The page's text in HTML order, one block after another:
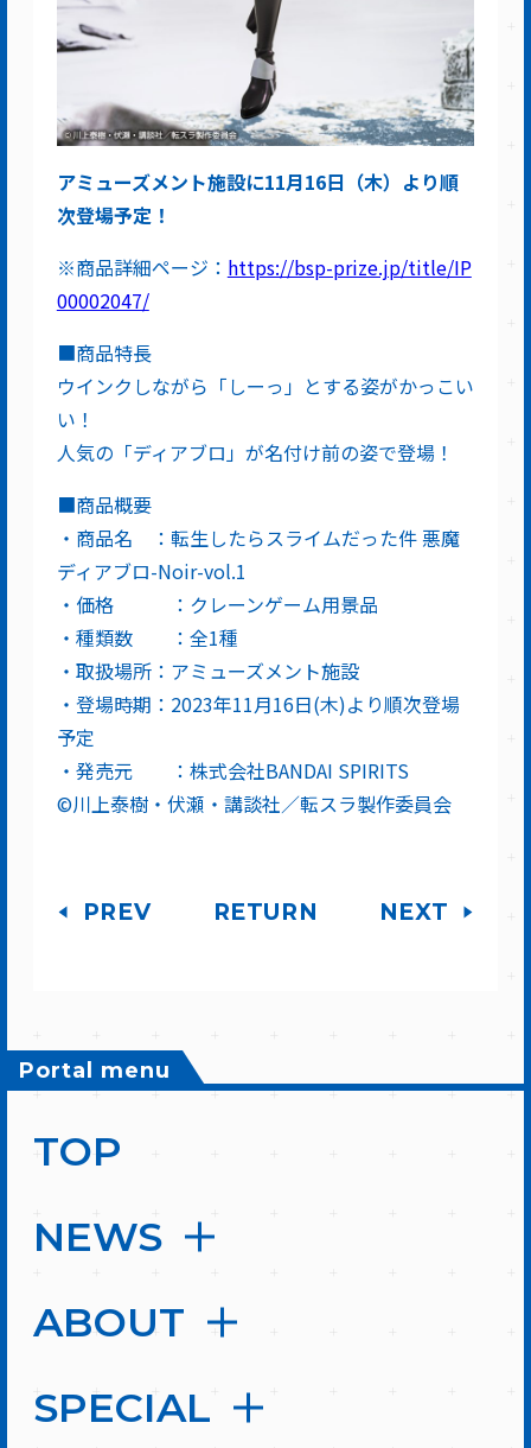
アミューズメント施設に11月16日（木）より順
次登場予定！
※商品詳細ページ： https://bsp-prize.jp/title/IP
00002047/
■商品特長
ウインクしながら「しーっ」とする姿がかっこい
い！
人気の「ディアブロ」が名付け前の姿で登場！
■商品概要
・商品名 ：転生したらスライムだった件 悪魔
ディアブロ-Noir-vol.1
・価格 ：クレーンゲーム用景品
・種類数 ：全1種
・取扱場所：アミューズメント施設
・登場時期：2023年11月16日(木)より順次登場
予定
・発売元 ：株式会社BANDAI SPIRITS
©川上泰樹・伏瀬・講談社／転スラ製作委員会
PREV RETURN NEXT
Portal menu
TOP
NEWS
ABOUT
SPECIAL